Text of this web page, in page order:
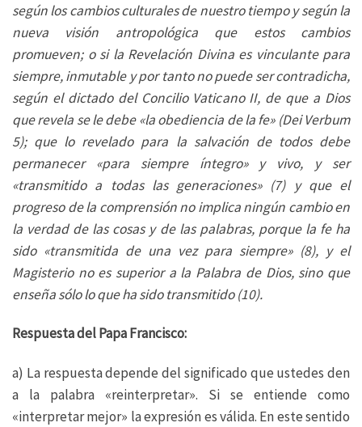
según los cambios culturales de nuestro tiempo y según la
nueva visión antropológica que estos cambios
promueven; o si la Revelación Divina es vinculante para
siempre, inmutable y por tanto no puede ser contradicha,
según el dictado del Concilio Vaticano II, de que a Dios
que revela se le debe «la obediencia de la fe» (Dei Verbum
5); que lo revelado para la salvación de todos debe
permanecer «para siempre íntegro» y vivo, y ser
«transmitido a todas las generaciones» (7) y que el
progreso de la comprensión no implica ningún cambio en
la verdad de las cosas y de las palabras, porque la fe ha
sido «transmitida de una vez para siempre» (8), y el
Magisterio no es superior a la Palabra de Dios, sino que
enseña sólo lo que ha sido transmitido (10).
Respuesta del Papa Francisco:
a) La respuesta depende del significado que ustedes den
a la palabra «reinterpretar». Si se entiende como
«interpretar mejor» la expresión es válida. En este sentido